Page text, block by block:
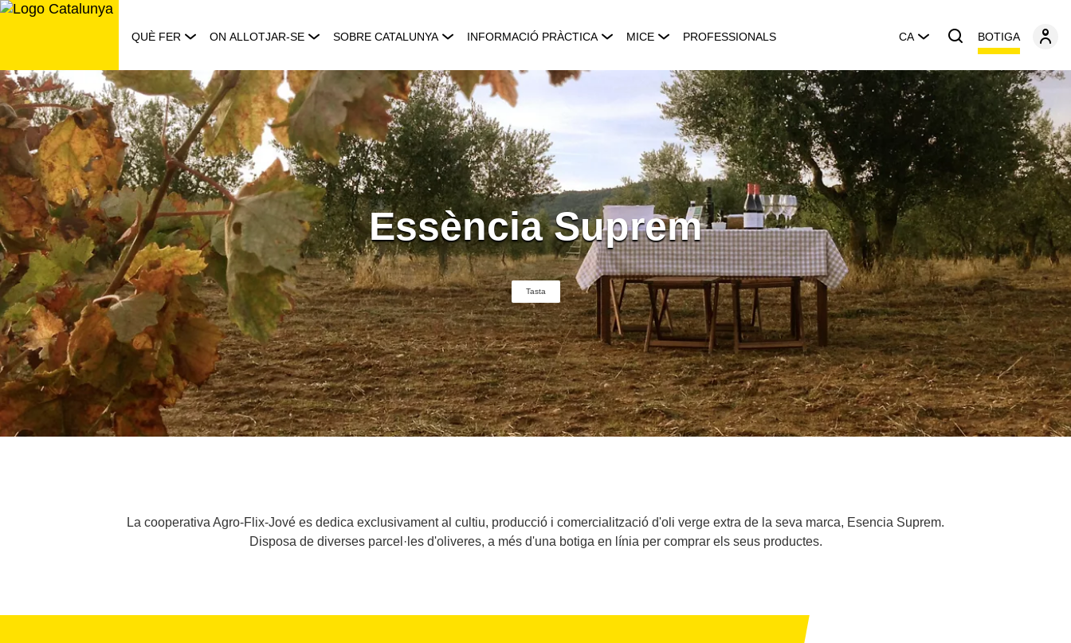
Saltar
QUÈ FER ON ALLOTJAR-SE SOBRE CATALUNYA INFORMACIÓ PRÀCTICA MICE PROFESSIONALS CA BOTIGA
Essència Suprem
Tasta
La cooperativa Agro-Flix-Jové es dedica exclusivament al cultiu, producció i comercialització d'oli verge extra de la seva marca, Esencia Suprem.
Disposa de diverses parcel·les d'oliveres, a més d'una botiga en línia per comprar els seus productes.